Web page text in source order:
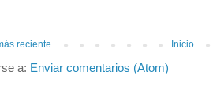
reciente Inicio
a: Enviar comentarios (Atom)